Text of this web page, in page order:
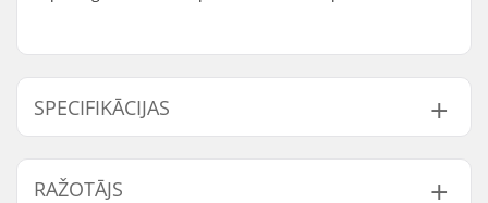
SPECIFIKĀCIJAS
Ass diametrs:
10mm
Svars:
RAŽOTĀJS